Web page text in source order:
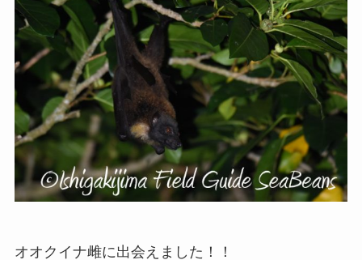
オオクイナ雌に出会えました！！